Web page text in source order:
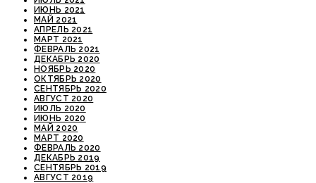
ИЮНЬ 2021
МАЙ 2021
АПРЕЛЬ 2021
МАРТ 2021
ФЕВРАЛЬ 2021
ДЕКАБРЬ 2020
НОЯБРЬ 2020
ОКТЯБРЬ 2020
СЕНТЯБРЬ 2020
АВГУСТ 2020
ИЮЛЬ 2020
ИЮНЬ 2020
МАЙ 2020
МАРТ 2020
ФЕВРАЛЬ 2020
ДЕКАБРЬ 2019
СЕНТЯБРЬ 2019
АВГУСТ 2019